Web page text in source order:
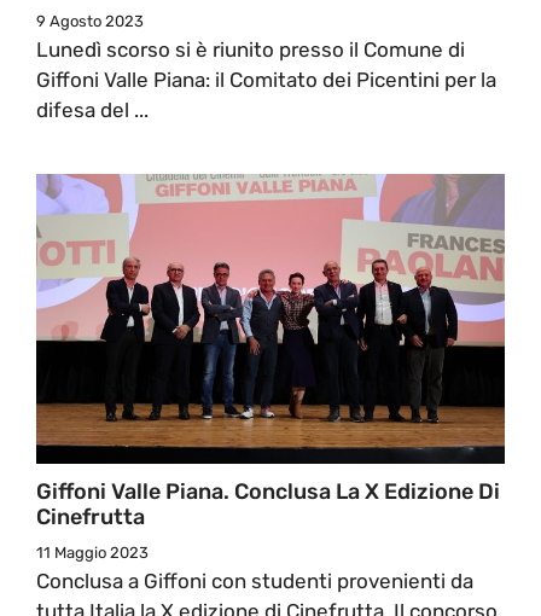
9 Agosto 2023
Lunedì scorso si è riunito presso il Comune di
Giffoni Valle Piana: il Comitato dei Picentini per la
difesa del ...
Giffoni Valle Piana. Conclusa La X Edizione Di
Cinefrutta
11 Maggio 2023
Conclusa a Giffoni con studenti provenienti da
tutta Italia la X edizione di Cinefrutta. Il concorso